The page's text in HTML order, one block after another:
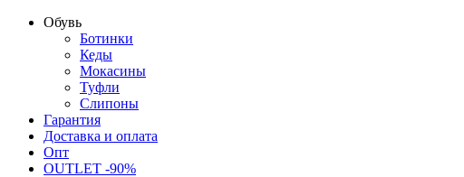
Обувь
Ботинки
Кеды
Мокасины
Туфли
Слипоны
Гарантия
Доставка и оплата
Опт
OUTLET -90%